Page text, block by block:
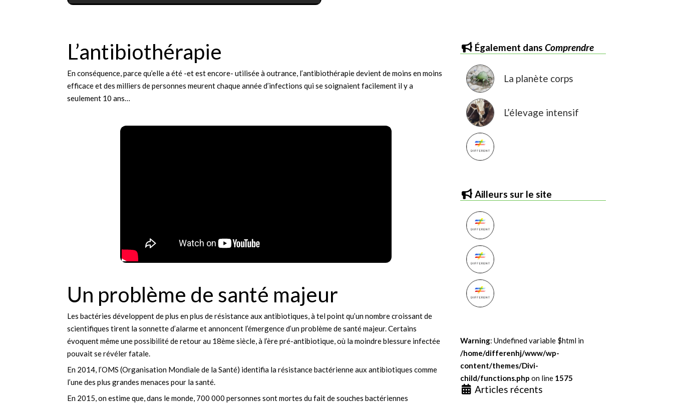
L’antibiothérapie
En conséquence, parce qu’elle a été -et est encore- utilisée à outrance, l’antibiothérapie devient de moins en moins
efficace et des milliers de personnes meurent chaque année d’infections qui se soignaient facilement il y a
seulement 10 ans…
Un problème de santé majeur
Les bactéries développent de plus en plus de résistance aux antibiotiques, à tel point qu’un nombre croissant de
scientifiques tirent la sonnette d’alarme et annoncent l’émergence d’un problème de santé majeur. Certains
évoquent même une possibilité de retour au 18ème siècle, à l’ère pré-antibiotique, où la moindre blessure infectée
pouvait se révéler fatale.
En 2014, l’OMS (Organisation Mondiale de la Santé) identifia la résistance bactérienne aux antibiotiques comme
l’une des plus grandes menaces pour la santé.
En 2015, on estime que, dans le monde, 700 000 personnes sont mortes du fait de souches bactériennes
également dansComprendre
La planète corps
L’élevage intensif
Ailleurs sur le site
Warning: Undefined variable $html in
/home/differenhj/www/wp-
content/themes/Divi-
child/functions.php on line 1575
Articles récents